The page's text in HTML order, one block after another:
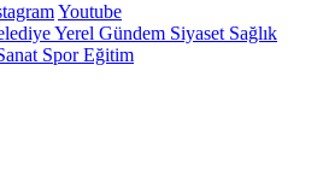
Youtube
Yerel Gündem Siyaset Sağlık
SporEğitim